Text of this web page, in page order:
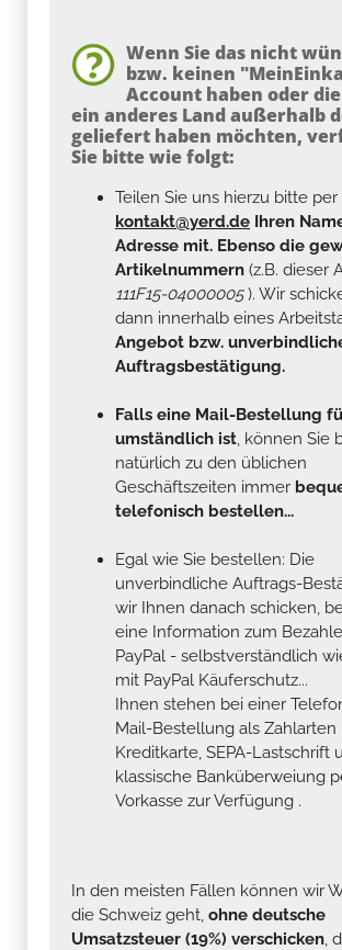
Wenn Sie das nicht
bzw. keinen
Account haben oder
ein anderes Land außerhalb
geliefert haben möchten,
Sie bitte wie folgt:
Teilen Sie uns hierzu bitte per
kontakt@yerd.de Ihren
Adresse mit. Ebenso die
Artikelnummern (z.B. dieser
111F15-04000005). Wir
dann innerhalb eines
Angebot bzw.
Auftragsbestätigung.
Falls eine Mail-Bestellung
umständlich ist, können Sie
natürlich zu den üblichen
Geschäftszeiten immer
telefonisch bestellen...
Egal wie Sie bestellen: Die
unverbindliche Auftrags-
wir Ihnen danach schicken,
eine Information zum
PayPal - selbstverständlich
mit PayPal Käuferschutz...
Ihnen stehen bei einer
Mail-Bestellung als Zahlarten
Kreditkarte, SEPA-Lastschrift
klassische Banküberweiung
Vorkasse zur Verfügung .
In den meisten Fällen können wir
die Schweiz geht, ohne deutsche
Umsatzsteuer (19%) verschicken,